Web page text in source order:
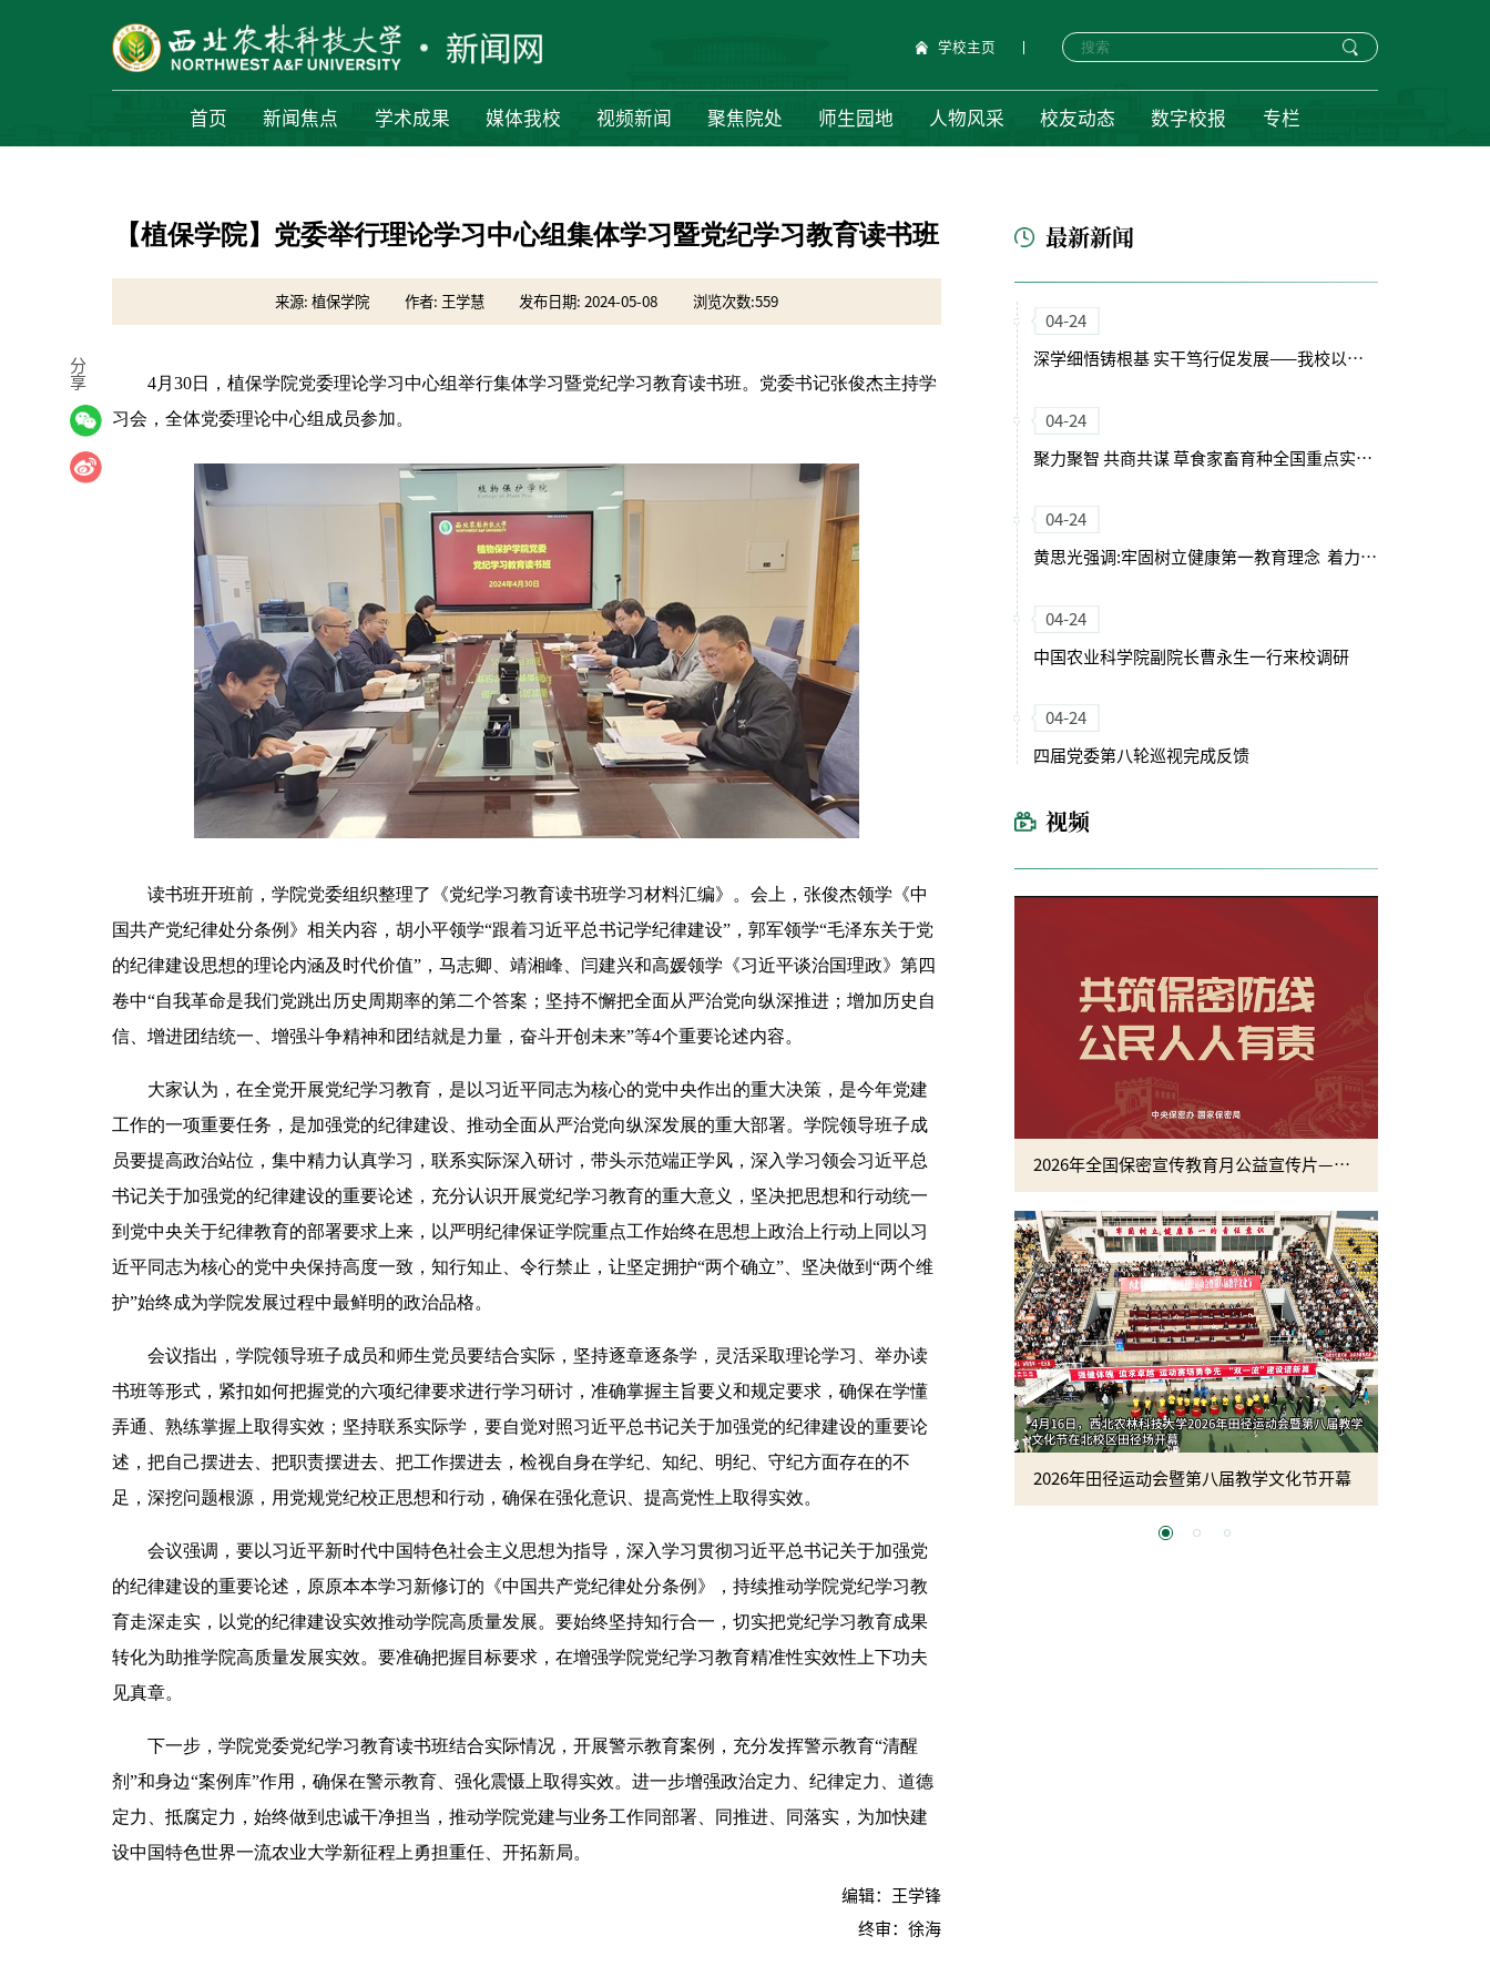
学校主页
首页 新闻焦点 学术成果 媒体我校 视频新闻 聚焦院处 师生园地 人物风采 校友动态 数字校报 专栏
【植保学院】党委举行理论学习中心组集体学习暨党纪学习教育读书班
来源: 植保学院 作者: 王学慧 发布日期: 2024-05-08 浏览次数:559
4月30日，植保学院党委理论学习中心组举行集体学习暨党纪学习教育读书班。党委书记张俊杰主持学
习会，全体党委理论中心组成员参加。
读书班开班前，学院党委组织整理了《党纪学习教育读书班学习材料汇编》。会上，张俊杰领学《中
国共产党纪律处分条例》相关内容，胡小平领学“跟着习近平总书记学纪律建设”，郭军领学“毛泽东关于党
的纪律建设思想的理论内涵及时代价值”，马志卿、靖湘峰、闫建兴和高媛领学 《习近平谈治国理政》第四
卷中“自我革命是我们党跳出历史周期率的第二个答案；坚持不懈把全面从严治党向纵深推进；增加历史自
信、增进团结统一、增强斗争精神和团结就是力量，奋斗开创未来”等4个重要论述内容。
大家认为，在全党开展党纪学习教育，是以习近平同志为核心的党中央作出的重大决策，是今年党建
工作的一项重要任务，是加强党的纪律建设、推动全面从严治党向纵深发展的重大部署。学院领导班子成
员要提高政治站位，集中精力认真学习，联系实际深入研讨，带头示范端正学风，深入学习领会习近平总
书记关于加强党的纪律建设的重要论述，充分认识开展党纪学习教育的重大意义，坚决把思想和行动统一
到党中央关于纪律教育的部署要求上来，以严明纪律保证学院重点工作始终在思想上政治上行动上同以习
近平同志为核心的党中央保持高度一致，知行知止、令行禁止，让坚定拥护“两个确立”、坚决做到“两个维
护”始终成为学院发展过程中最鲜明的政治品格。
会议指出，学院领导班子成员和师生党员要结合实际，坚持逐章逐条学，灵活采取理论学习、举办读
书班等形式，紧扣如何把握党的六项纪律要求进行学习研讨，准确掌握主旨要义和规定要求，确保在学懂
弄通、熟练掌握上取得实效；坚持联系实际学，要自觉对照习近平总书记关于加强党的纪律建设的重要论
述，把自己摆进去、把职责摆进去、把工作摆进去，检视自身在学纪、知纪、明纪、守纪方面存在的不
足，深挖问题根源，用党规党纪校正思想和行动，确保在强化意识、提高党性上取得实效。
会议强调，要以习近平新时代中国特色社会主义思想为指导，深入学习贯彻习近平总书记关于加强党
的纪律建设的重要论述，原原本本学习新修订的《中国共产党纪律处分条例》，持续推动学院党纪学习教
育走深走实，以党的纪律建设实效推动学院高质量发展。要始终坚持知行合一，切实把党纪学习教育成果
转化为助推学院高质量发展实效。要准确把握目标要求，在增强学院党纪学习教育精准性实效性上下功夫
见真章。
下一步，学院党委党纪学习教育读书班结合实际情况，开展警示教育案例，充分发挥警示教育“清醒
剂”和身边“案例库”作用，确保在警示教育、强化震慑上取得实效。进一步增强政治定力、纪律定力、道德
定力、抵腐定力，始终做到忠诚干净担当，推动学院党建与业务工作同部署、同推进、同落实，为加快建
设中国特色世界一流农业大学新征程上勇担重任、开拓新局。
编辑：王学锋
终审：徐海
分
享
最新新闻
04-24
深学细悟铸根基 实干笃行促发展——我校以正确政绩观引领“十五五”开局新征程
04-24
聚力聚智 共商共谋 草食家畜育种全国重点实验室（筹）学术委员会会议召开
04-24
黄思光强调:牢固树立健康第一教育理念 着力培养德智体美劳全面发展的卓越农林人才
04-24
中国农业科学院副院长曹永生一行来校调研
04-24
四届党委第八轮巡视完成反馈
视频
2026年全国保密宣传教育月公益宣传片—方寸之间
2026年田径运动会暨第八届教学文化节开幕